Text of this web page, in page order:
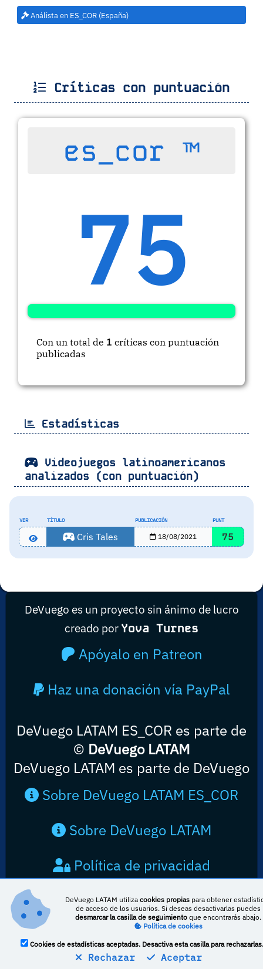
Análista en ES_COR (España)
Críticas con puntuación
es_cor ™
75
Con un total de 1 críticas con puntuación
publicadas
Estadísticas
Videojuegos latinoamericanos
analizados (con puntuación)
VER TÍTULO PUBLICACIÓN PUNT
Cris Tales 18/08/2021 75
DeVuego es un proyecto sin ánimo de lucro
creado por Yova Turnes
Apóyalo en Patreon
Haz una donación vía PayPal
DeVuego LATAM ES_COR es parte de
© DeVuego LATAM
DeVuego LATAM es parte de DeVuego
Sobre DeVuego LATAM ES_COR
Sobre DeVuego LATAM
Política de privacidad
Contacto
Esta obra está bajo una licencia de Creative Commons Reconocimiento-
DeVuego LATAM utilizacookies propias para obtener
de acceso de los usuarios. Si deseas desactivarlas puedes
desmarcar la casilla de seguimiento que encontrarás abajo.
Política de cookies
Cookies de estadísticas aceptadas. Desactiva esta casilla para rechazarlas.
Rechazar Aceptar